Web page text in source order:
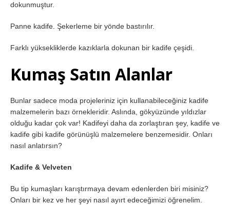
dokunmuştur.
Panne kadife. Şekerleme bir yönde bastırılır.
Farklı yüksekliklerde kazıklarla dokunan bir kadife çeşidi.
Kumaş Satın Alanlar
Bunlar sadece moda projeleriniz için kullanabileceğiniz kadife
malzemelerin bazı örnekleridir. Aslında, gökyüzünde yıldızlar
olduğu kadar çok var! Kadifeyi daha da zorlaştıran şey, kadife ve
kadife gibi kadife görünüşlü malzemelere benzemesidir. Onları
nasıl anlatırsın?
Kadife & Velveten
Bu tip kumaşları karıştırmaya devam edenlerden biri misiniz?
Onları bir kez ve her şeyi nasıl ayırt edeceğimizi öğrenelim.